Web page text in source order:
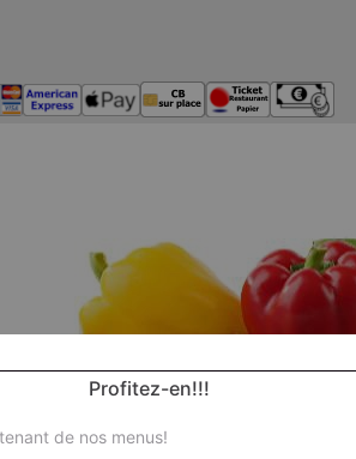
Profitez-en!!!
de nos menus!